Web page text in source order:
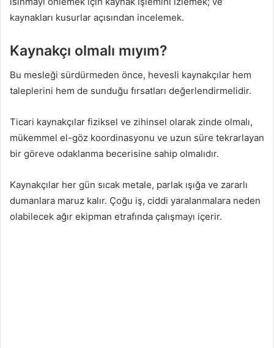
kaynakları kusurlar açısından incelemek.
Kaynakçı olmalı mıyım?
Bu mesleği sürdürmeden önce, hevesli kaynakçılar hem
taleplerini hem de sunduğu fırsatları değerlendirmelidir.
Ticari kaynakçılar fiziksel ve zihinsel olarak zinde olmalı,
mükemmel el-göz koordinasyonu ve uzun süre tekrarlayan
bir göreve odaklanma becerisine sahip olmalıdır.
Kaynakçılar her gün sıcak metale, parlak ışığa ve zararlı
dumanlara maruz kalır. Çoğu iş, ciddi yaralanmalara neden
olabilecek ağır ekipman etrafında çalışmayı içerir.